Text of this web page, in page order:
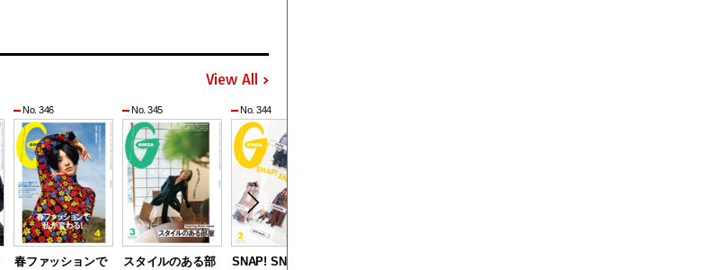
View All
No. 346
春ファッションで
No. 345
スタイルのある部
No. 344
SNAP! SNAP!!